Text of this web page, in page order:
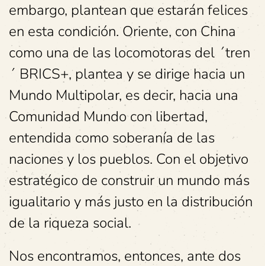
embargo, plantean que estarán felices
en esta condición. Oriente, con China
como una de las locomotoras del ´tren
´ BRICS+, plantea y se dirige hacia un
Mundo Multipolar, es decir, hacia una
Comunidad Mundo con libertad,
entendida como soberanía de las
naciones y los pueblos. Con el objetivo
estratégico de construir un mundo más
igualitario y más justo en la distribución
de la riqueza social.
Nos encontramos, entonces, ante dos